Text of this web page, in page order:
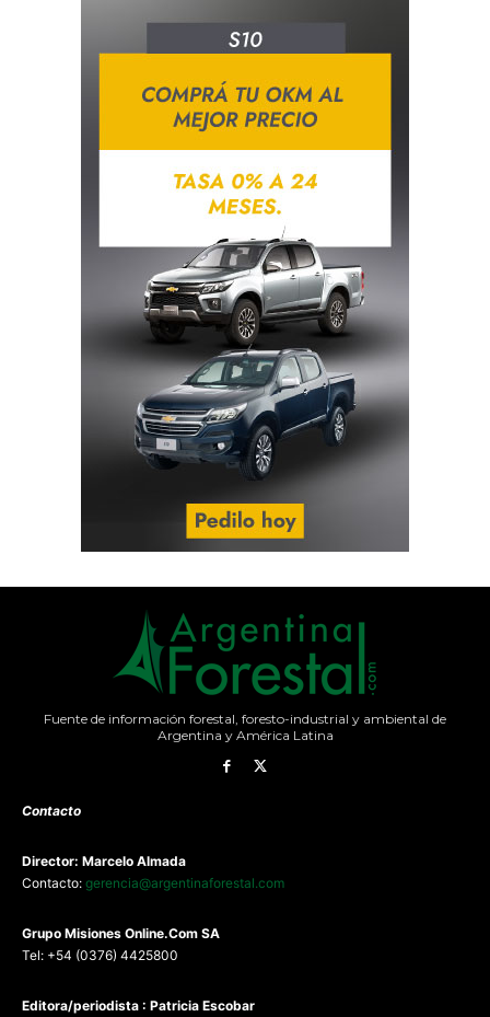
Fuente de información forestal, foresto-industrial y ambiental de
Argentina y América Latina
Contacto
Director: Marcelo Almada
Contacto: gerencia@argentinaforestal.com
Grupo Misiones Online.Com SA
Tel: +54 (0376) 4425800
Editora/periodista : Patricia Escobar